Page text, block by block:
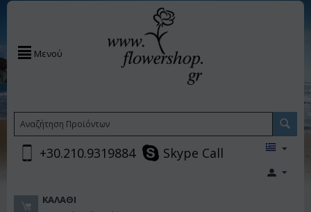
Μενού
+30.210.9319884 Skype Call
ΚΑΛΆΘΙ